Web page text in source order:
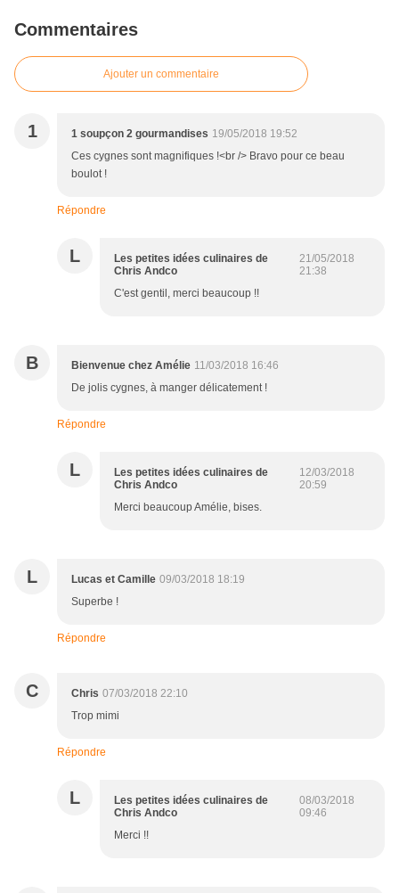
Commentaires
Ajouter un commentaire
1 1 soupçon 2 gourmandises 19/05/2018 19:52
Ces cygnes sont magnifiques !<br /> Bravo pour ce beau
boulot !
Répondre
L
Les petites idées culinaires de
Chris Andco
21/05/2018
21:38
C'est gentil, merci beaucoup !!
B Bienvenue chez Amélie 11/03/2018 16:46
De jolis cygnes, à manger délicatement !
Répondre
L
Les petites idées culinaires de
Chris Andco
12/03/2018
20:59
Merci beaucoup Amélie, bises.
L Lucas et Camille 09/03/2018 18:19
Superbe !
Répondre
C Chris 07/03/2018 22:10
Trop mimi
Répondre
L
Les petites idées culinaires de
Chris Andco
08/03/2018
09:46
Merci !!